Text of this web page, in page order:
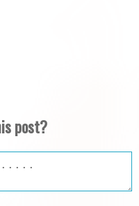
post?